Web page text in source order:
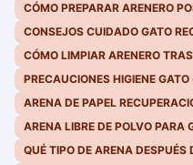
CÓMO PREPARAR ARENERO
CONSEJOS CUIDADO GATO
CÓMO LIMPIAR ARENERO
PRECAUCIONES HIGIENE GATO
ARENA DE PAPEL
ARENA LIBRE DE POLVO PARA
QUÉ TIPO DE ARENA DESPUÉS